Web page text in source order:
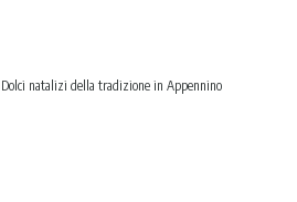
Dolci natalizi della tradizione in Appennino